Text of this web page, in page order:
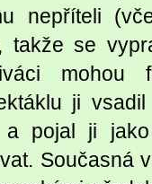
nepříteli
takže se
mohou
ji
a pojal ji
Současná